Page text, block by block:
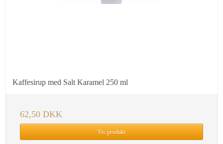
Kaffesirup med Salt Karamel 250 ml
62,50 DKK
Vis produkt